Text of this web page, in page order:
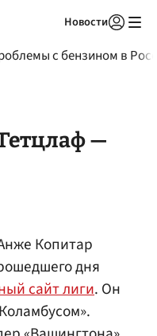
Новости
с бензином в
—
Копитар
дня
сайт лиги. Он